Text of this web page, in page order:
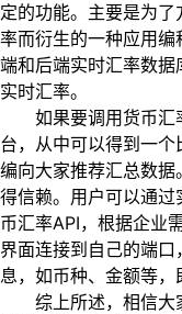
定的功能。主要是为
率而衍生的一种应用
端和后端实时汇率数
实时汇率。
如果要调用货币汇
台，从中可以得到一
编向大家推荐汇总数
得信赖。用户可以通
币汇率API，根据企业
界面连接到自己的端
息，如币种、金额等，
综上所述，相信大